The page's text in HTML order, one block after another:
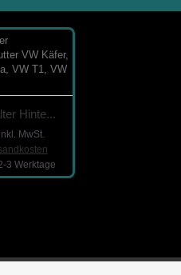
Hinte...
inkl. MwSt.
3 Werktage